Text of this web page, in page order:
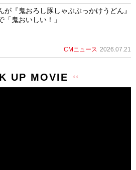
が『鬼おろし豚しゃぶぶっかけうどん』
「鬼おいしい！」
CMニュース 2026.07.21
UP MOVIE